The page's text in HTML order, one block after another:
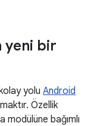
yeni bir
yolu Android
Özellik
modülüne bağımlı